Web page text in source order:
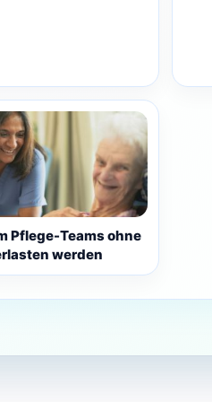
Pflege-Teams ohne
werden